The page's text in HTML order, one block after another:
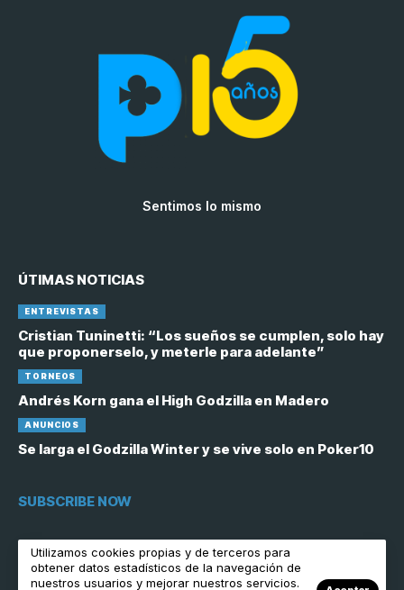
Sentimos lo mismo
ÚTIMAS NOTICIAS
ENTREVISTAS
Cristian Tuninetti: “Los sueños se cumplen, solo hay
que proponerselo, y meterle para adelante”
TORNEOS
Andrés Korn gana el High Godzilla en Madero
ANUNCIOS
Se larga el Godzilla Winter y se vive solo en Poker10
SUBSCRIBE NOW
[contact-form-7 id="6758"]
Utilizamos cookies propias y de terceros para
obtener datos estadísticos de la navegación de
nuestros usuarios y mejorar nuestros servicios.